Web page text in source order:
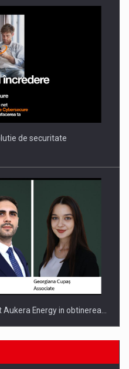
COMPANIES ON THE
de securitate
Energy in obtinerea…